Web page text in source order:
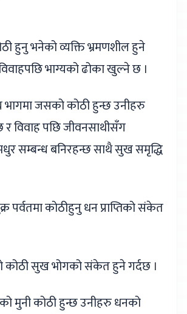
हुनु भनेको व्यक्ति भ्रमणशील हुने
भाग्यको ढोका खुल्ने छ ।
भागमा जसको कोठी हुन्छ उनीहरु
विवाह पछि जीवनसाथीसँग
सम्बन्ध बनिरहन्छ साथै सुख समृद्धि
पर्वतमा कोठीहुनु धन प्राप्तिको संकेत
कोठी सुख भोगको संकेत हुने गर्दछ ।
मुनी कोठी हुन्छ उनीहरु धनको